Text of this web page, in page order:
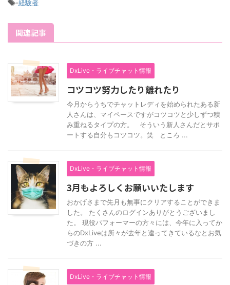
-経験者
関連記事
DxLive・ライブチャット情報
コツコツ努力したり離れたり
今月からうちでチャットレディを始められたある新
人さんは、マイペースですがコツコツと少しずつ積
み重ねるタイプの方。 そういう新人さんだとサポ
ートする自分もコツコツ。笑 ところ ...
DxLive・ライブチャット情報
3月もよろしくお願いいたします
おかげさまで先月も無事にクリアすることができま
した。 たくさんのログインありがとうございまし
た。 現役パフォーマーの方々には、今年に入ってか
らのDxLiveは所々が去年と違ってきているなとお気
づきの方 ...
DxLive・ライブチャット情報